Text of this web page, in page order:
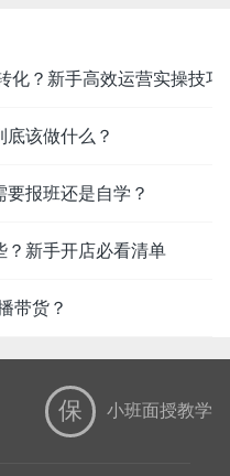
化？新手高效运营实操技巧
该做什么？
报班还是自学？
？新手开店必看清单
带货？
保 小班面授教学